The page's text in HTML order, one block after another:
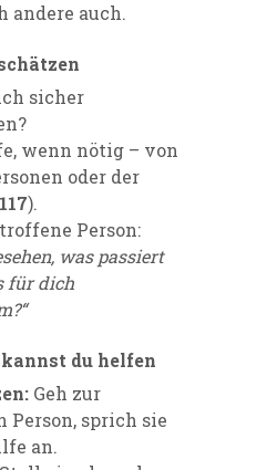
andere auch.
sicher
wenn nötig – von
oder der
117).
Person:
was passiert
für dich
du helfen
Geh zur
Person, sprich sie
an.